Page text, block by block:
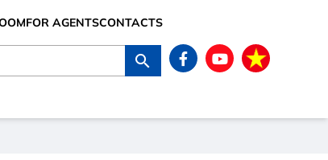
FOR AGENTSCONTACTS